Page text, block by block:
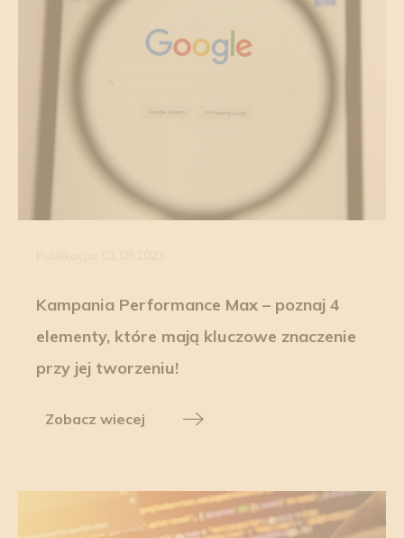
Kampania Performance Max – poznaj 4
elementy, które mają kluczowe znaczenie
przy jej tworzeniu!
Zobacz wiecej